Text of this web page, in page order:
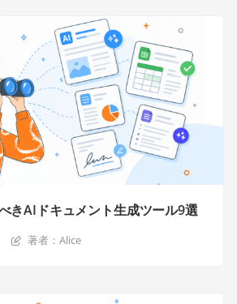
きAIドキュメント生成ツール9選
著者：Alice